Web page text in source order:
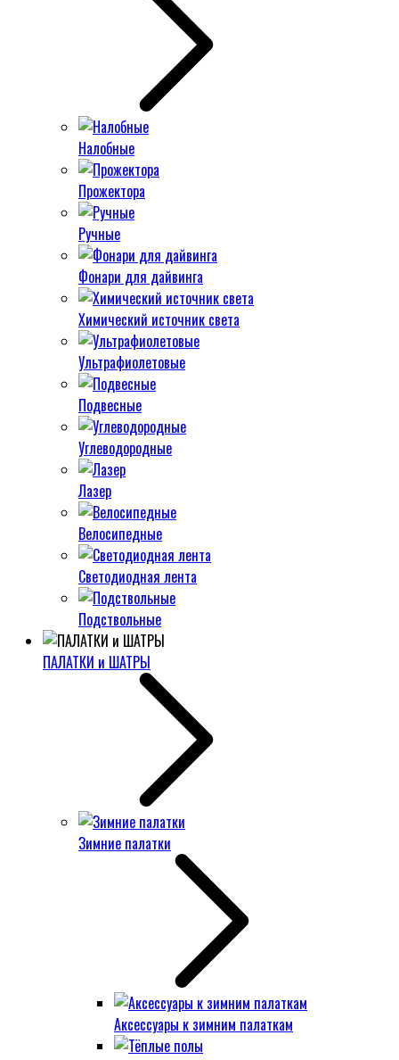
Налобные
Прожектора
Ручные
Фонари для дайвинга
Химический источник света
Ультрафиолетовые
Подвесные
Углеводородные
Лазер
Велосипедные
Светодиодная лента
Подствольные
ПАЛАТКИ и ШАТРЫ
Зимние палатки
Аксессуары к зимним палаткам